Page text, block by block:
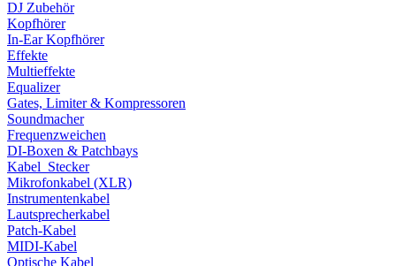
DJ Zubehör
Kopfhörer
In-Ear Kopfhörer
Effekte
Multieffekte
Equalizer
Gates, Limiter & Kompressoren
Soundmacher
Frequenzweichen
DI-Boxen & Patchbays
Kabel_Stecker
Mikrofonkabel (XLR)
Instrumentenkabel
Lautsprecherkabel
Patch-Kabel
MIDI-Kabel
Optische Kabel